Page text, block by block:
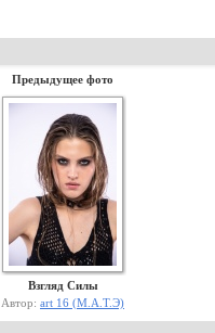
Предыдущее фото
Взгляд Силы
Автор: art 16 (М.А.Т.Э)